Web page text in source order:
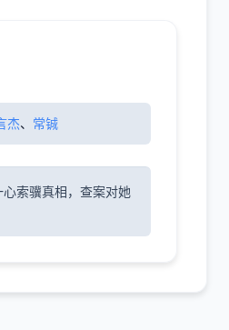
杰、 常铖
索骥真相，查案对她